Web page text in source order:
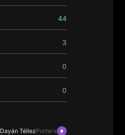
44
3
0
0
Dayán TéllezPortera